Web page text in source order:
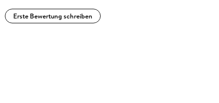
Erste Bewertung schreiben